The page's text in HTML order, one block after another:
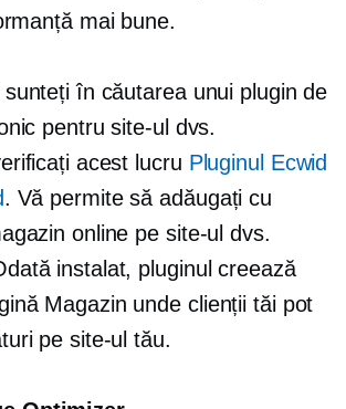
mai bune.
în căutarea unui plugin de
pentru site-ul dvs.
acest lucru Pluginul Ecwid
. Vă permite să adăugați cu
online pe site-ul dvs.
instalat, pluginul creează
Magazin unde clienții tăi pot
pe site-ul tău.